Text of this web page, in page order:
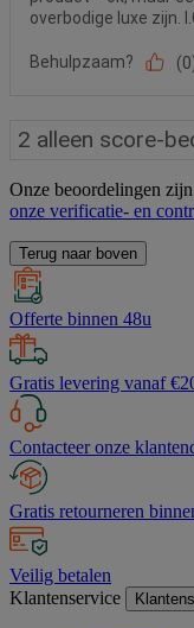
Onze beoordelingen
onze verificatie- en
Terug naar boven
Offerte binnen 48u
Gratis levering vanaf
Contacteer onze
Gratis retourneren
Veilig betalen
Klantenservice